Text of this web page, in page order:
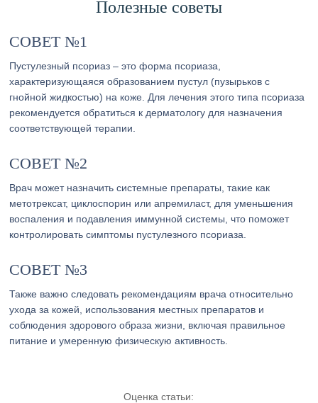
Полезные советы
СОВЕТ №1
Пустулезный псориаз – это форма псориаза,
характеризующаяся образованием пустул (пузырьков с
гнойной жидкостью) на коже. Для лечения этого типа псориаза
рекомендуется обратиться к дерматологу для назначения
соответствующей терапии.
СОВЕТ №2
Врач может назначить системные препараты, такие как
метотрексат, циклоспорин или апремиласт, для уменьшения
воспаления и подавления иммунной системы, что поможет
контролировать симптомы пустулезного псориаза.
СОВЕТ №3
Также важно следовать рекомендациям врача относительно
ухода за кожей, использования местных препаратов и
соблюдения здорового образа жизни, включая правильное
питание и умеренную физическую активность.
Оценка статьи: